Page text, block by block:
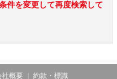
件を変更して再度検索して
社概要 約款・標識